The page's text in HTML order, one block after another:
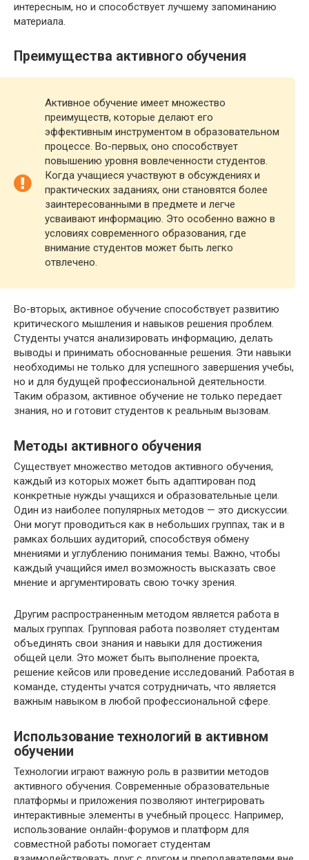
интересным, но и способствует лучшему запоминанию
материала.
Преимущества активного обучения
Активное обучение имеет множество
преимуществ, которые делают его
эффективным инструментом в образовательном
процессе. Во-первых, оно способствует
повышению уровня вовлеченности студентов.
Когда учащиеся участвуют в обсуждениях и
практических заданиях, они становятся более
заинтересованными в предмете и легче
усваивают информацию. Это особенно важно в
условиях современного образования, где
внимание студентов может быть легко
отвлечено.
Во-вторых, активное обучение способствует развитию
критического мышления и навыков решения проблем.
Студенты учатся анализировать информацию, делать
выводы и принимать обоснованные решения. Эти навыки
необходимы не только для успешного завершения учебы,
но и для будущей профессиональной деятельности.
Таким образом, активное обучение не только передает
знания, но и готовит студентов к реальным вызовам.
Методы активного обучения
Существует множество методов активного обучения,
каждый из которых может быть адаптирован под
конкретные нужды учащихся и образовательные цели.
Один из наиболее популярных методов — это дискуссии.
Они могут проводиться как в небольших группах, так и в
рамках больших аудиторий, способствуя обмену
мнениями и углублению понимания темы. Важно, чтобы
каждый учащийся имел возможность высказать свое
мнение и аргументировать свою точку зрения.
Другим распространенным методом является работа в
малых группах. Групповая работа позволяет студентам
объединять свои знания и навыки для достижения
общей цели. Это может быть выполнение проекта,
решение кейсов или проведение исследований. Работая в
команде, студенты учатся сотрудничать, что является
важным навыком в любой профессиональной сфере.
Использование технологий в активном
обучении
Технологии играют важную роль в развитии методов
активного обучения. Современные образовательные
платформы и приложения позволяют интегрировать
интерактивные элементы в учебный процесс. Например,
использование онлайн-форумов и платформ для
совместной работы помогает студентам